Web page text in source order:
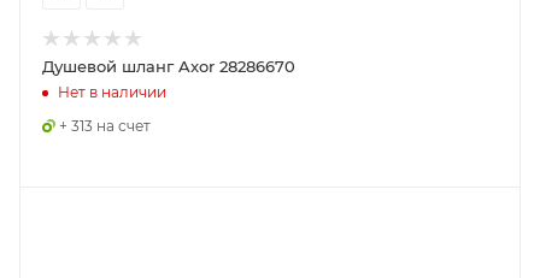
Душевой шланг Axor 28286670
Нет в наличии
+ 313 на счет